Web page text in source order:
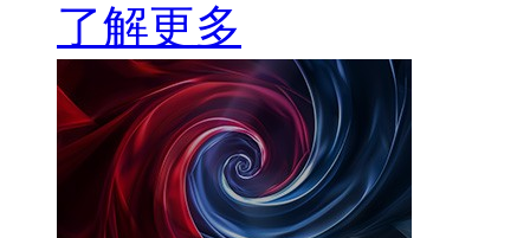
了解更多